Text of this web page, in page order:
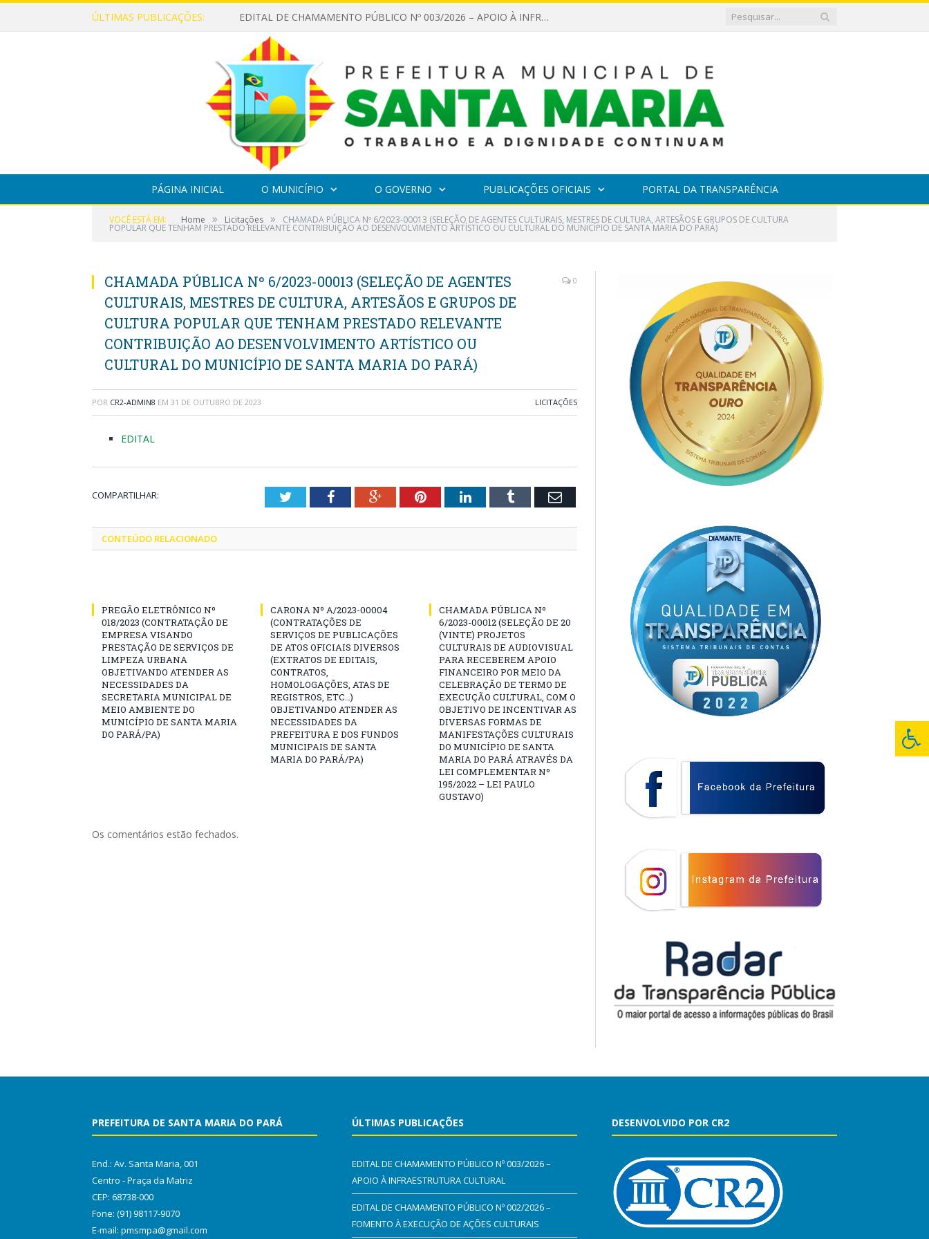
ÚLTIMAS PUBLICAÇÕES: EDITAL DE CHAMAMENTO PÚBLICO Nº 003/2026 – APOIO À INFRAESTRUTURA CULTURAL
PÁGINA INICIAL O MUNICÍPIO O GOVERNO PUBLICAÇÕES OFICIAIS PORTAL DA TRANSPARÊNCIA
VOCÊ ESTÁ EM: Home » Licitações » CHAMADA PÚBLICA Nº 6/2023-00013 (SELEÇÃO DE AGENTES CULTURAIS, MESTRES DE CULTURA, ARTESÃOS E GRUPOS DE CULTURA
POPULAR QUE TENHAM PRESTADO RELEVANTE CONTRIBUIÇÃO AO DESENVOLVIMENTO ARTÍSTICO OU CULTURAL DO MUNICÍPIO DE SANTA MARIA DO PARÁ)
CHAMADA PÚBLICA Nº 6/2023-00013 (SELEÇÃO DE AGENTES
CULTURAIS, MESTRES DE CULTURA, ARTESÃOS E GRUPOS DE
CULTURA POPULAR QUE TENHAM PRESTADO RELEVANTE
CONTRIBUIÇÃO AO DESENVOLVIMENTO ARTÍSTICO OU
CULTURAL DO MUNICÍPIO DE SANTA MARIA DO PARÁ)
0
POR CR2-ADMIN8 EM 31 DE OUTUBRO DE 2023 LICITAÇÕES
EDITAL
COMPARTILHAR: TwitterFacebookGoogle+PinterestLinkedInTumblr Email
CONTEÚDO RELACIONADO
PREGÃO ELETRÔNICO Nº
018/2023 (CONTRATAÇÃO DE
EMPRESA VISANDO
PRESTAÇÃO DE SERVIÇOS DE
LIMPEZA URBANA
OBJETIVANDO ATENDER AS
NECESSIDADES DA
SECRETARIA MUNICIPAL DE
MEIO AMBIENTE DO
MUNICÍPIO DE SANTA MARIA
DO PARÁ/PA)
CARONA Nº A/2023-00004
(CONTRATAÇÕES DE
SERVIÇOS DE PUBLICAÇÕES
DE ATOS OFICIAIS DIVERSOS
(EXTRATOS DE EDITAIS,
CONTRATOS,
HOMOLOGAÇÕES, ATAS DE
REGISTROS, ETC…)
OBJETIVANDO ATENDER AS
NECESSIDADES DA
PREFEITURA E DOS FUNDOS
MUNICIPAIS DE SANTA
MARIA DO PARÁ/PA)
CHAMADA PÚBLICA Nº
6/2023-00012 (SELEÇÃO DE 20
(VINTE) PROJETOS
CULTURAIS DE AUDIOVISUAL
PARA RECEBEREM APOIO
FINANCEIRO POR MEIO DA
CELEBRAÇÃO DE TERMO DE
EXECUÇÃO CULTURAL, COM O
OBJETIVO DE INCENTIVAR AS
DIVERSAS FORMAS DE
MANIFESTAÇÕES CULTURAIS
DO MUNICÍPIO DE SANTA
MARIA DO PARÁ ATRAVÉS DA
LEI COMPLEMENTAR Nº
195/2022 – LEI PAULO
GUSTAVO)
Os comentários estão fechados.
PREFEITURA DE SANTA MARIA DO PARÁ
End.: Av. Santa Maria, 001
Centro - Praça da Matriz
CEP: 68738-000
Fone: (91) 98117-9070
E-mail: pmsmpa@gmail.com
ÚLTIMAS PUBLICAÇÕES
EDITAL DE CHAMAMENTO PÚBLICO Nº 003/2026 –
APOIO À INFRAESTRUTURA CULTURAL
EDITAL DE CHAMAMENTO PÚBLICO Nº 002/2026 –
FOMENTO À EXECUÇÃO DE AÇÕES CULTURAIS
DESENVOLVIDO POR CR2